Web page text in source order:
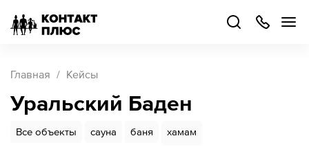
Главная Кейсы
Уральский Баден
Все объекты сауна баня хамам
499
504-
товаров
Стать
партнером